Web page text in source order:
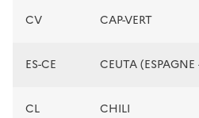
CV CAP-VERT
ES-CE CEUTA
CL CHILI